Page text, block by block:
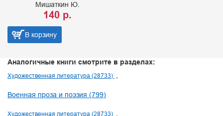
Мишаткин Ю.
140 р.
В корзину
Аналогичные книги смотрите в разделах:
Художественная литература (28733)
Военная проза и поэзия (799)
Художественная литература (28733)